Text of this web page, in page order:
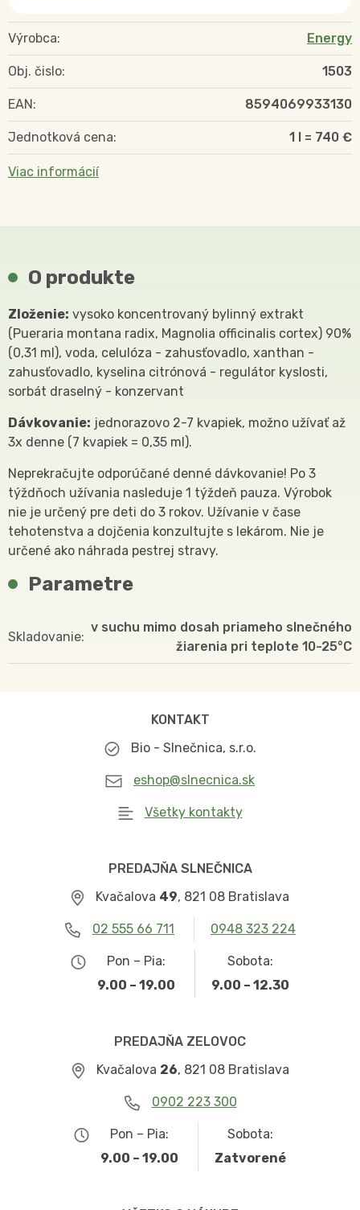
Výrobca: Energy
Obj. čislo: 1503
EAN: 8594069933130
Jednotková cena: 1 l = 740 €
Viac informácií
O produkte
Zloženie: vysoko koncentrovaný bylinný extrakt
(Pueraria montana radix, Magnolia officinalis cortex) 90%
(0,31 ml), voda, celulóza - zahusťovadlo, xanthan -
zahusťovadlo, kyselina citrónová - regulátor kyslosti,
sorbát draselný - konzervant
Dávkovanie: jednorazovo 2-7 kvapiek, možno užívať až
3x denne (7 kvapiek = 0,35 ml).
Neprekračujte odporúčané denné dávkovanie! Po 3
týždňoch užívania nasleduje 1 týždeň pauza. Výrobok
nie je určený pre deti do 3 rokov. Užívanie v čase
tehotenstva a dojčenia konzultujte s lekárom. Nie je
určené ako náhrada pestrej stravy.
Parametre
Skladovanie
v suchu mimo dosah priameho slnečného
žiarenia pri teplote 10-25°C
KONTAKT
Bio - Slnečnica, s.r.o.
eshop@slnecnica.sk
Všetky kontakty
PREDAJŇA SLNEČNICA
Kvačalova 49, 821 08 Bratislava
02 555 66 711 0948 323 224
Pon – Pia:
9.00 – 19.00
Sobota:
9.00 – 12.30
PREDAJŇA ZELOVOC
Kvačalova 26, 821 08 Bratislava
0902 223 300
Pon – Pia:
9.00 – 19.00
Sobota:
Zatvorené